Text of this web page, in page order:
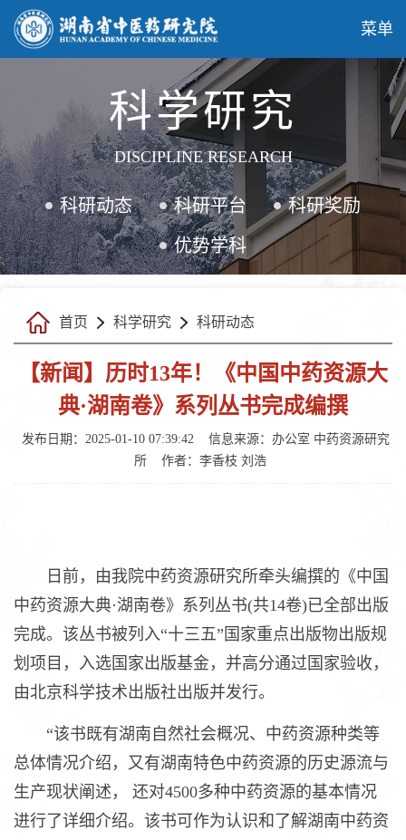
菜单
科学研究
DISCIPLINE RESEARCH
科研动态 科研平台
科研奖励
优势学科
首页 科学研究 科研动态
【新闻】历时13年！《中国中药资源大
典·湖南卷》系列丛书完成编撰
发布日期：2025-01-10 07:39:42
信息来源：办公室 中药资源研究
所
作者：李香枝 刘浩
日前，由我院中药资源研究所牵头编撰的《中国
中药资源大典·湖南卷》系列丛书(共14卷)已全部出版
完成。该丛书被列入“十三五”国家重点出版物出版规
划项目，入选国家出版基金，并高分通过国家验收，
由北京科学技术出版社出版并发行。
“该书既有湖南自然社会概况、中药资源种类等
总体情况介绍，又有湖南特色中药资源的历史源流与
生产现状阐述， 还对4500多种中药资源的基本情况
进行了详细介绍。该书可作为认识和了解湖南中药资